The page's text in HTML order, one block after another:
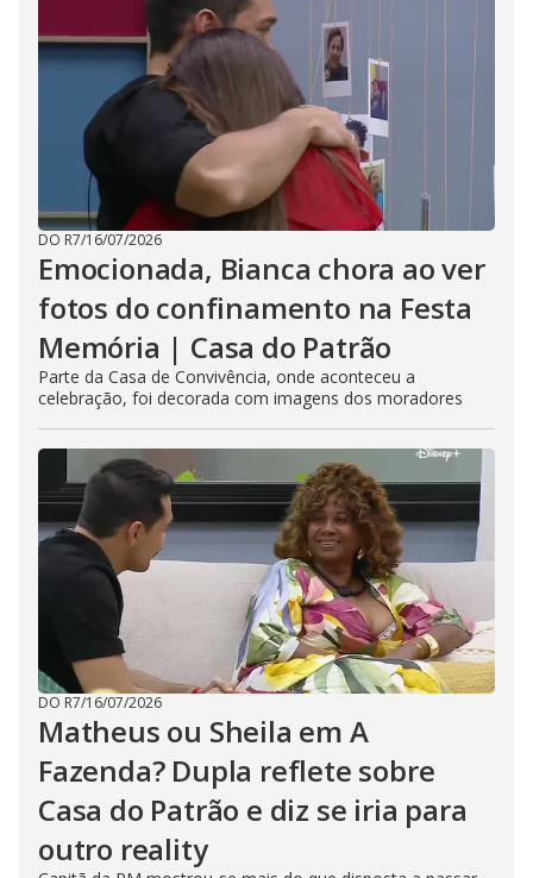
DO R7/16/07/2026
Emocionada, Bianca chora ao ver
fotos do confinamento na Festa
Memória | Casa do Patrão
Parte da Casa de Convivência, onde aconteceu a
celebração, foi decorada com imagens dos moradores
DO R7/16/07/2026
Matheus ou Sheila em A
Fazenda? Dupla reflete sobre
Casa do Patrão e diz se iria para
outro reality